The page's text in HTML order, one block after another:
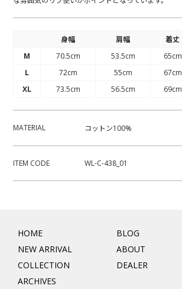
身幅 肩幅 着丈
M
70.5cm 53.5cm 65cm
L
72cm 55cm 67cm
XL
73.5cm 56.5cm 69cm
MATERIAL コットン100%
ITEM CODE WL-C-438_01
HOME
NEW ARRIVAL
COLLECTION
ARCHIVES
BLOG
ABOUT
DEALER